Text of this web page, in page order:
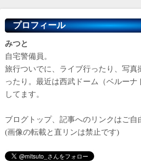
プロフィール
みつと
自宅警備員。
旅行ついでに、ライブ行ったり、写真
ったり。最近は西武ドーム（ベルーナ
してます。
ブログトップ、記事へのリンクはご自
(画像の転載と直リンは禁止です)